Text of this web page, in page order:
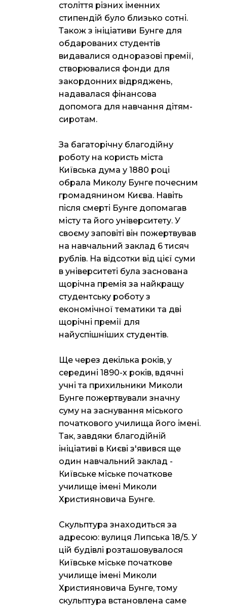
століття різних іменних
стипендій було близько сотні.
Також з ініціативи Бунге для
обдарованих студентів
видавалися одноразові премії,
створювалися фонди для
закордонних відряджень,
надавалася фінансова
допомога для навчання дітям-
сиротам.
За багаторічну благодійну
роботу на користь міста
Київська дума у 1880 році
обрала Миколу Бунге почесним
громадянином Києва. Навіть
після смерті Бунге допомагав
місту та його університету. У
своєму заповіті він пожертвував
на навчальний заклад 6 тисяч
рублів. На відсотки від цієї суми
в університеті була заснована
щорічна премія за найкращу
студентську роботу з
економічної тематики та дві
щорічні премії для
найуспішніших студентів.
Ще через декілька років, у
середині 1890-х років, вдячні
учні та прихильники Миколи
Бунге пожертвували значну
суму на заснування міського
початкового училища його імені.
Так, завдяки благодійній
ініціативі в Києві з'явився ще
один навчальний заклад -
Київське міське початкове
училище імені Миколи
Християновича Бунге.
Скульптура знаходиться за
адресою: вулиця Липська 18/5. У
цій будівлі розташовувалося
Київське міське початкове
училище імені Миколи
Християновича Бунге, тому
скульптура встановлена саме